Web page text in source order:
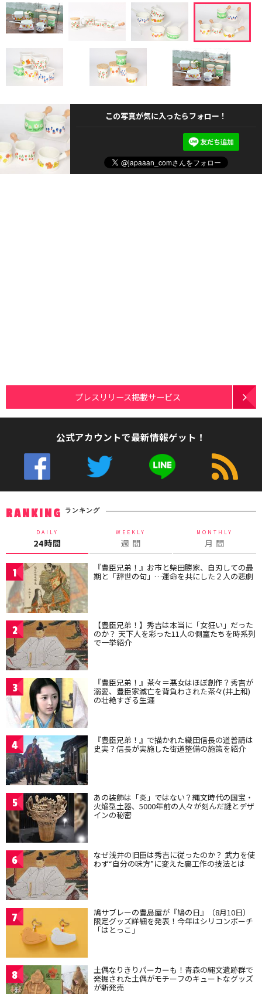
この写真が気に入ったらフォロー！
プレスリリース掲載サービス
公式アカウントで最新情報ゲット！
RANKING ランキング
DAILY
24時間
WEEKLY
週 間
MONTHLY
月 間
1 『豊臣兄弟！』お市と柴田勝家、自刃しての最
期と「辞世の句」…運命を共にした２人の悲劇
2 【豊臣兄弟！】秀吉は本当に「女狂い」だった
のか？ 天下人を彩った11人の側室たちを時系列
で一挙紹介
3 『豊臣兄弟！』茶々＝悪女はほぼ創作？秀吉が
溺愛、豊臣家滅亡を背負わされた茶々(井上和)
の壮絶すぎる生涯
4 『豊臣兄弟！』で描かれた織田信長の道普請は
史実？信長が実施した街道整備の施策を紹介
5 あの装飾は「炎」ではない？縄文時代の国宝・
火焔型土器、5000年前の人々が刻んだ謎とデザ
インの秘密
6 なぜ浅井の旧臣は秀吉に従ったのか？ 武力を使
わず“自分の味方”に変えた裏工作の技法とは
7 鳩サブレーの豊島屋が『鳩の日』（8月10日）
限定グッズ詳細を発表！今年はシリコンポーチ
「はとっこ」
8 土偶なりきりパーカーも！青森の縄文遺跡群で
発掘された土偶がモチーフのキュートなグッズ
が新発売